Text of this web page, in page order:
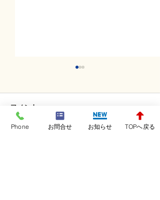
コメント
Phone お問合せ お知らせ TOPへ戻る